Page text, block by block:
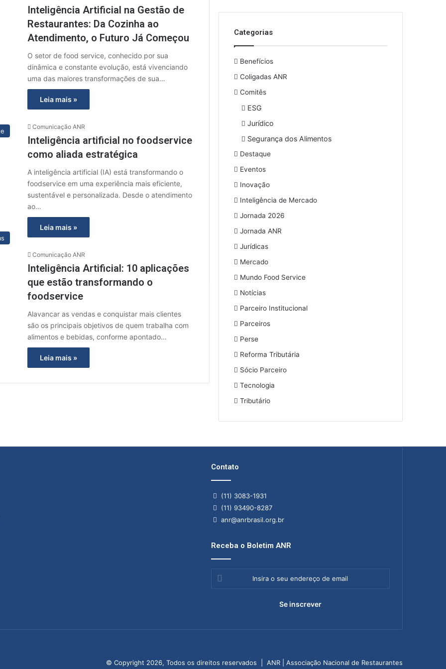
Inteligência Artificial na Gestão de
Restaurantes: Da Cozinha ao
Atendimento, o Futuro Já Começou
O setor de food service, conhecido por sua
dinâmica e constante evolução, está vivenciando
uma das maiores transformações de sua…
Leia mais »
Comunicação ANR
Inteligência artificial no foodservice
como aliada estratégica
A inteligência artificial (IA) está transformando o
foodservice em uma experiência mais eficiente,
sustentável e personalizada. Desde o atendimento
ao…
Leia mais »
Comunicação ANR
Inteligência Artificial: 10 aplicações
que estão transformando o
foodservice
Alavancar as vendas e conquistar mais clientes
são os principais objetivos de quem trabalha com
alimentos e bebidas, conforme apontado…
Leia mais »
s
u
e
d
e
e
a
i
Categorias
Benefícios
Coligadas ANR
Comitês
ESG
Jurídico
Segurança dos Alimentos
Destaque
Eventos
Inovação
Inteligência de Mercado
Jornada 2026
Jornada ANR
Jurídicas
Mercado
Mundo Food Service
Notícias
Parceiro Institucional
Parceiros
Perse
Reforma Tributária
Sócio Parceiro
Tecnologia
Tributário
Contato
(11) 3083-1931
(11) 93490-8287
anr@anrbrasil.org.br
Receba o Boletim ANR
Insira
© Copyright 2026, Todos os direitos reservados | ANR | Associação Nacional de Restaurantes